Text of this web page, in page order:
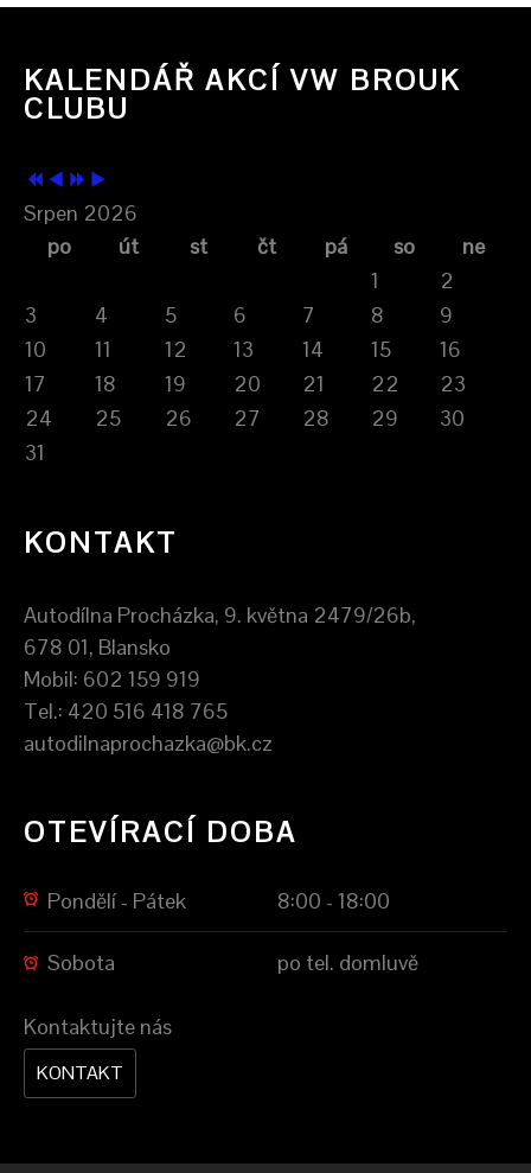
KALENDÁŘ AKCÍ VW BROUK
CLUBU
Srpen 2026
po
út st čt pá so
ne
1
2
3
4 5 6 7 8
9
10
11 12 13 14 15
16
17
18 19 20 21 22
23
24
25 26 27 28 29
30
31
KONTAKT
Autodílna Procházka, 9. května 2479/26b,
678 01, Blansko
Mobil: 602 159 919
Tel.: 420 516 418 765
autodilnaprochazka@bk.cz
OTEVÍRACÍ DOBA
Pondělí - Pátek 8:00 - 18:00
Sobota po tel. domluvě
Kontaktujte nás
KONTAKT